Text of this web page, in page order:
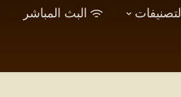
التصنيفات البث المباشر